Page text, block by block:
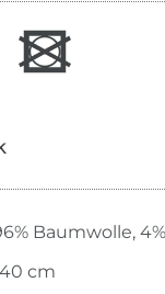
Baumwolle,
cm